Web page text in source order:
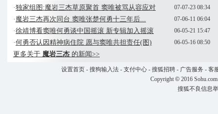
07-07-23 08:34
·独家组图:魔岩三杰草原聚首 窦唯被骂从容应对
07-06-11 06:04
·魔岩三杰再次同台 窦唯张楚何勇十三年后...
06-05-21 15:47
·徐靖博看窦唯何勇谈中国摇滚 新专辑加入摇滚
06-05-16 08:50
·何勇否认因精神病住院 愿与窦唯共担责任(图)
更多关于 魔岩三杰 的新闻>>
设置首页- 搜狗输入法- 支付中心- 搜狐招聘- 广告服务 - 客
Copyright © 2016
搜狐不良信息